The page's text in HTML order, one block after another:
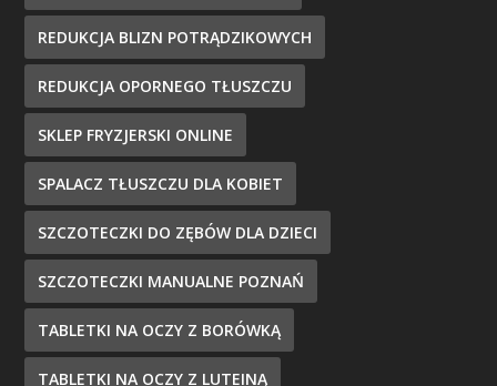
REDUKCJA BLIZN POTRĄDZIKOWYCH
REDUKCJA OPORNEGO TŁUSZCZU
SKLEP FRYZJERSKI ONLINE
SPALACZ TŁUSZCZU DLA KOBIET
SZCZOTECZKI DO ZĘBÓW DLA DZIECI
SZCZOTECZKI MANUALNE POZNAŃ
TABLETKI NA OCZY Z BORÓWKĄ
TABLETKI NA OCZY Z LUTEINĄ